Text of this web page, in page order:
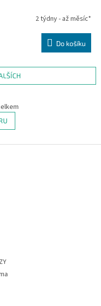
2 týdny - až měsíc*
Do košíku